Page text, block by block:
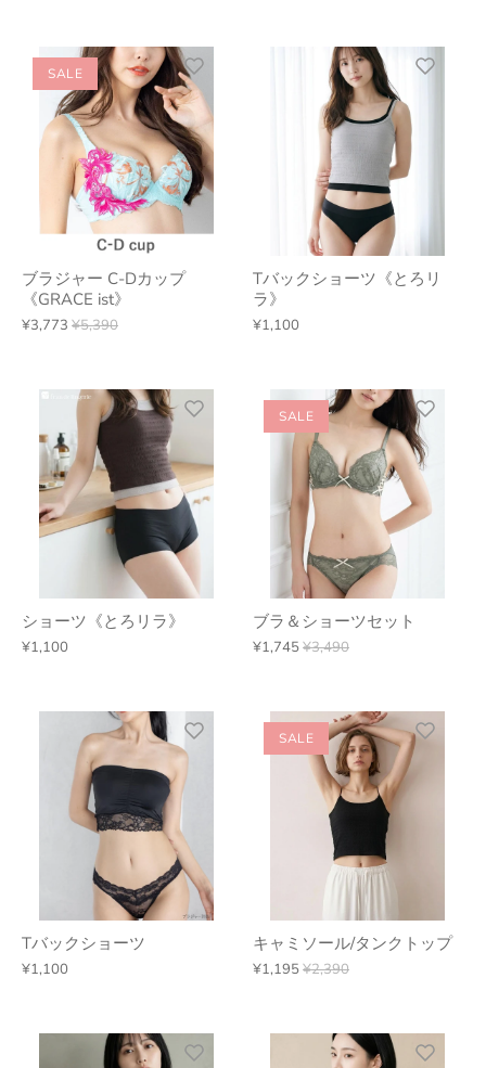
SALE
ブラジャー C-Dカップ
《GRACE ist》
¥3,773 ¥5,390
Tバックショーツ《とろリ
ラ》
¥1,100
ショーツ《とろリラ》
¥1,100
SALE
ブラ＆ショーツセット
¥1,745¥3,490
Tバックショーツ
¥1,100
SALE
キャミソール/タンクトップ
¥1,195¥2,390